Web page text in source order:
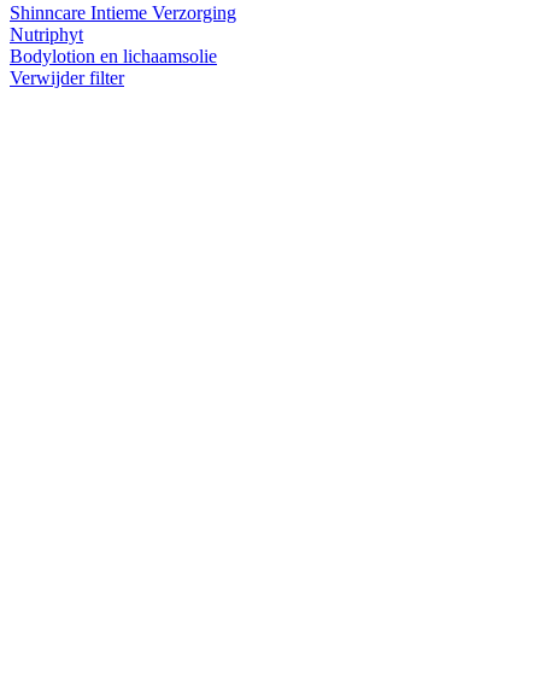
Shinncare Intieme Verzorging
Nutriphyt
Bodylotion en lichaamsolie
Verwijder filter